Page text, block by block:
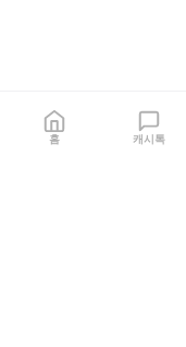
홈 캐시톡